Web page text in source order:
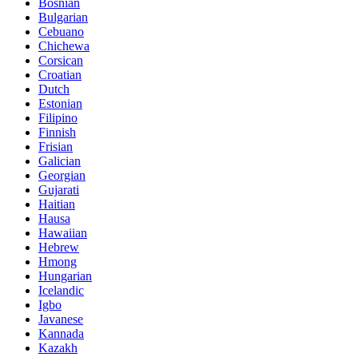
Bulgarian
Cebuano
Chichewa
Corsican
Croatian
Dutch
Estonian
Filipino
Finnish
Frisian
Galician
Georgian
Gujarati
Haitian
Hausa
Hawaiian
Hebrew
Hmong
Hungarian
Icelandic
Igbo
Javanese
Kannada
Kazakh